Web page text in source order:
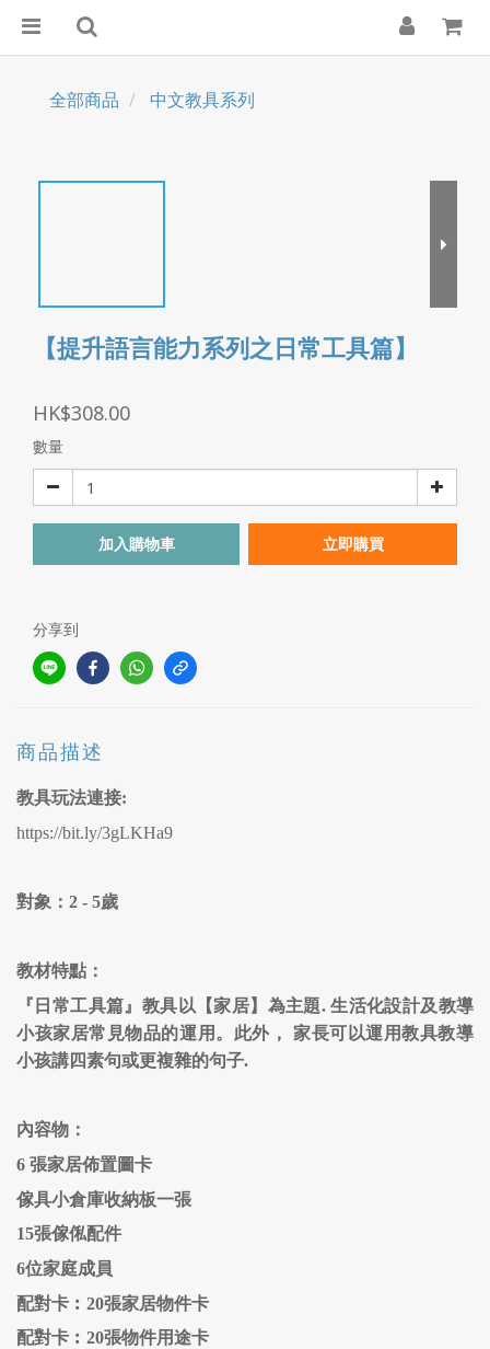
全部商品 中文教具系列
【提升語言能力系列之日常工具篇】
HK$308.00
數量
加入購物車 立即購買
分享到
商品描述
教具玩法連接:
https://bit.ly/3gLKHa9
對象：2 - 5歲
教材特點：
『日常工具篇』教具以【家居】為主題. 生活化設計及教導
小孩家居常見物品的運用。此外， 家長可以運用教具教導
小孩講四素句或更複雜的句子.
內容物：
6 張家居佈置圖卡
傢具小倉庫收納板一張
15張傢俬配件
6位家庭成員
配對卡︰20張家居物件卡
配對卡︰20張物件用途卡